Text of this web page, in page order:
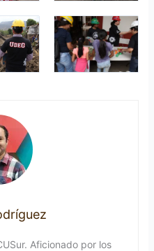
Aficionado por los